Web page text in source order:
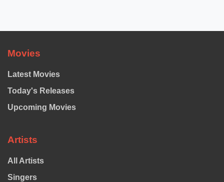
Movies
Latest Movies
Today's Releases
Upcoming Movies
Artists
All Artists
Singers